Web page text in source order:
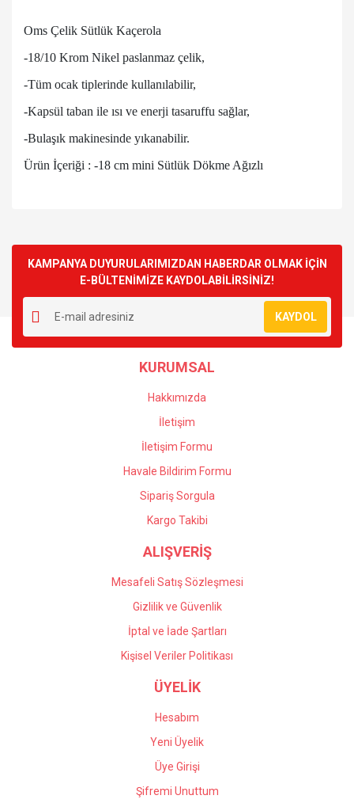
Oms Çelik Sütlük Kaçerola
-18/10 Krom Nikel paslanmaz çelik,
-Tüm ocak tiplerinde kullanılabilir,
-Kapsül taban ile ısı ve enerji tasaruffu sağlar,
-Bulaşık makinesinde yıkanabilir.
Ürün İçeriği : -18 cm mini Sütlük Dökme Ağızlı
Yorum Yaz
kullanarak tarafımıza iletebilirsiniz.
Görüş ve önerileriniz için teşekkür ederiz.
Ürün resmi kalitesiz, bozuk veya görüntülenemiyor.
Ürün açıklamasında eksik bilgiler bulunuyor.
Ürün bilgilerinde hatalar bulunuyor.
Ürün fiyatı diğer sitelerden daha pahalı.
Gönder
KAMPANYA DUYURULARIMIZDAN HABERDAR OLMAK İÇİN
E-BÜLTENİMİZE KAYDOLABİLİRSİNİZ!
KAYDOL
KURUMSAL
Hakkımızda
İletişim
İletişim Formu
Havale Bildirim Formu
Sipariş Sorgula
Kargo Takibi
ALIŞVERİŞ
Mesafeli Satış Sözleşmesi
Gizlilik ve Güvenlik
İptal ve İade Şartları
Kişisel Veriler Politikası
ÜYELİK
Hesabım
Yeni Üyelik
Üye Girişi
Şifremi Unuttum